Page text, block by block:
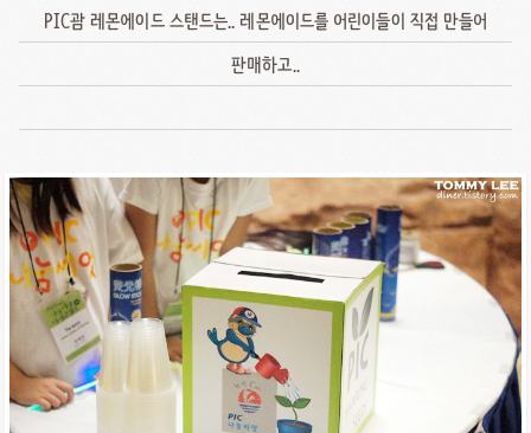
PIC괌 레몬에이드 스탠드는.. 레몬에이드를 어린이들이 직접 만들어
판매하고..